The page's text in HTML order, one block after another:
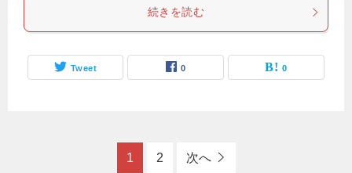
続きを読む
Tweet 0 0
1 2 次へ